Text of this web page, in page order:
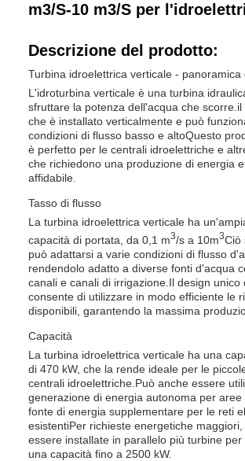
m3/S-10 m3/S per
Descrizione del prodotto:
Turbina idroelettrica verticale - panoramica
L'idroturbina verticale è una turbina
sfruttare la potenza dell'acqua che scorre.il
che è installato verticalmente e può
condizioni di flusso basso e altoQuesto
è perfetto per le centrali idroelettriche e
che richiedono una produzione di energia
affidabile.
Tasso di flusso
La turbina idroelettrica verticale ha
capacità di portata, da 0,1 m3/s a 10m3Ciò
può adattarsi a varie condizioni di flusso
rendendolo adatto a diverse fonti d'acqua
canali e canali di irrigazione.Il design unico
consente di utilizzare in modo efficiente le
disponibili, garantendo la massima
Capacità
La turbina idroelettrica verticale ha una
di 470 kW, che la rende ideale per le
centrali idroelettriche.Può anche essere
generazione di energia autonoma per
fonte di energia supplementare per le reti
esistentiPer richieste energetiche
essere installate in parallelo più turbine
una capacità fino a 2500 kW.